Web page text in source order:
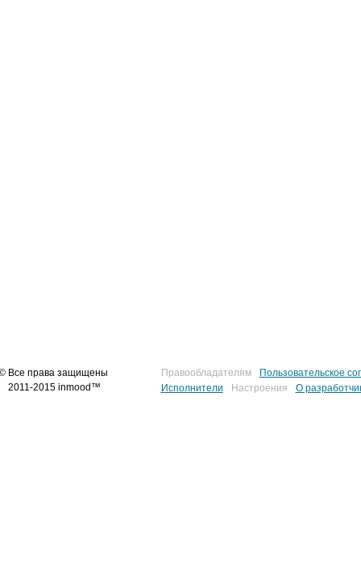
Все права защищены
2011-2015 inmood™
Правообладателям
Пользовательское
Исполнители
Настроения О